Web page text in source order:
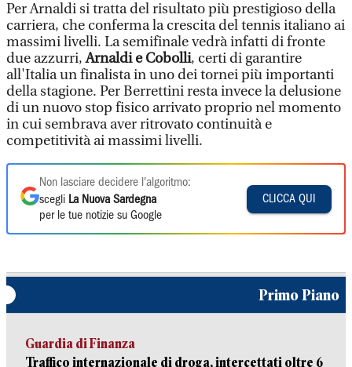
Per Arnaldi si tratta del risultato più prestigioso della
carriera, che conferma la crescita del tennis italiano ai
massimi livelli. La semifinale vedrà infatti di fronte
due azzurri,Arnaldi e Cobolli, certi di garantire
all'Italia un finalista in uno dei tornei più importanti
della stagione. Per Berrettini resta invece la delusione
di un nuovo stop fisico arrivato proprio nel momento
in cui sembrava aver ritrovato continuità e
competitività ai massimi livelli.
Non lasciare decidere l'algoritmo:
scegli La Nuova Sardegna
per le tue notizie su Google
CLICCA QUI
Primo Piano
Guardia di Finanza
Traffico internazionale di droga, intercettati oltre 6